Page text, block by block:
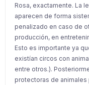
Rosa, exactamente. La
aparecen de forma
penalizado en caso de
producción, en
Esto es importante ya
existían circos con
entre otros.).
protectoras de